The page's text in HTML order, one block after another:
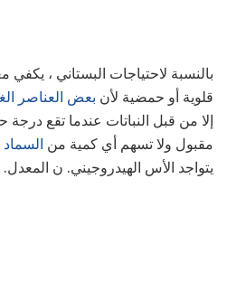
بالنسبة لاحتياجات البستاني ، يكفي
قلوية أو حمضية لأن بعض العناصر
إلا من قبل النباتات عندما تقع
مقبول ولا تسهم أي كمية من السماد
يتواجد الأس الهيدروجيني. ن المعدل.